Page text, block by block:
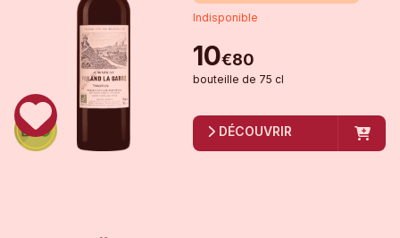
Indisponible
10€80
bouteille de 75 cl
DÉCOUVRIR